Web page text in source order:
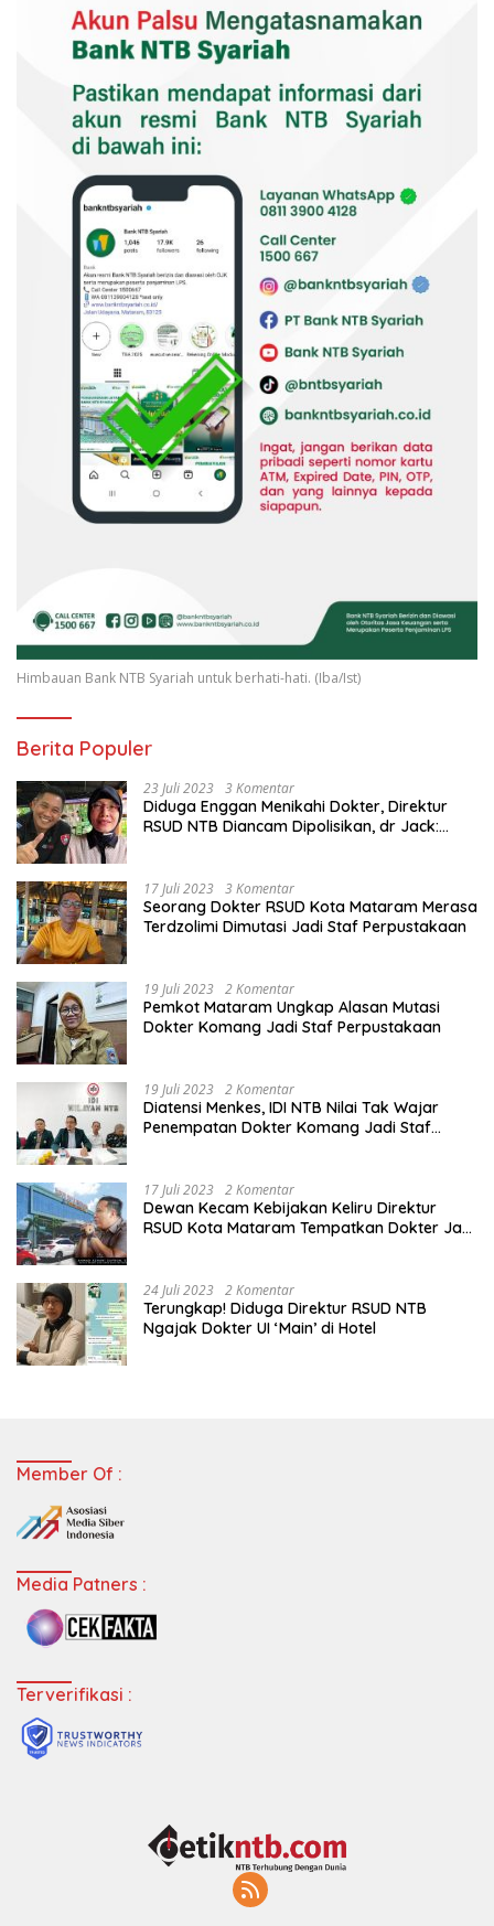
Himbauan Bank NTB Syariah untuk berhati-hati. (Iba/Ist)
Berita Populer
23 Juli 2023 3 Komentar
Diduga Enggan Menikahi Dokter, Direktur
RSUD NTB Diancam Dipolisikan, dr Jack:
17 Juli 2023 3 Komentar
Seorang Dokter RSUD Kota Mataram Merasa
Terdzolimi Dimutasi Jadi Staf Perpustakaan
19 Juli 2023 2 Komentar
Pemkot Mataram Ungkap Alasan Mutasi
Dokter Komang Jadi Staf Perpustakaan
19 Juli 2023 2 Komentar
Diatensi Menkes, IDI NTB Nilai Tak Wajar
Penempatan Dokter Komang Jadi Staf
17 Juli 2023 2 Komentar
Dewan Kecam Kebijakan Keliru Direktur
RSUD Kota Mataram Tempatkan Dokter Jadi
24 Juli 2023 2 Komentar
Terungkap! Diduga Direktur RSUD NTB
Ngajak Dokter UI ‘Main’ di Hotel
Member Of :
Media Patners :
Terverifikasi :